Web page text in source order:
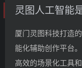
灵图人工智能
厦门灵图科技打造
能化辅助创作平台
高效的场景化工具